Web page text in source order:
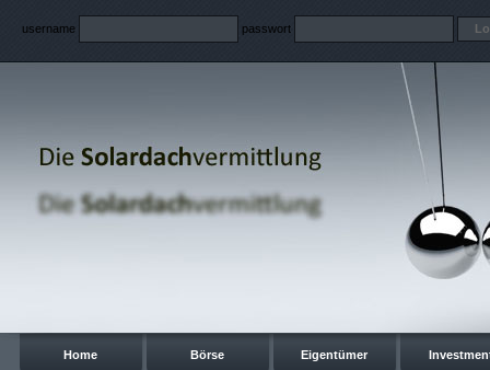
username passwort
Home Börse Eigentümer